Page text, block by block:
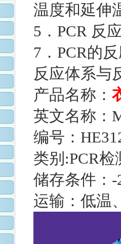
温度和延伸
5．PCR 反
7．PCR的
反应体系与
产品名称：
英文名称：
编号：
类别:PCR检
储存条件：
运输：低温